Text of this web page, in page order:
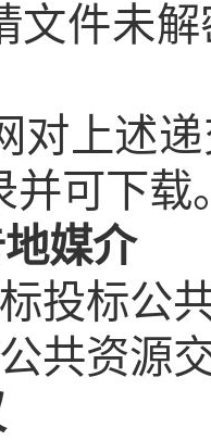
文件未
对上述
并可下载
媒介
投标公
共资源